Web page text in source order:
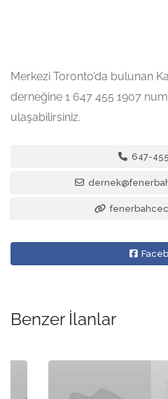
Merkezi Toronto’da bulunan
derneğine 1 647 455 1907
ulaşabilirsiniz.
647-
Benzer İlanlar